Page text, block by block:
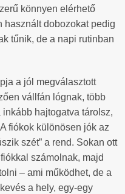
könnyen elérhető
használt dobozokat pedig
tűnik, de a napi rutinban
a jól megválasztott
vállfán lógnak, több
hajtogatva tárolsz,
fiókok különösen jók az
szét” a rend. Sokan ott
számolnak, majd
– ami működhet, de a
a hely, egy-egy